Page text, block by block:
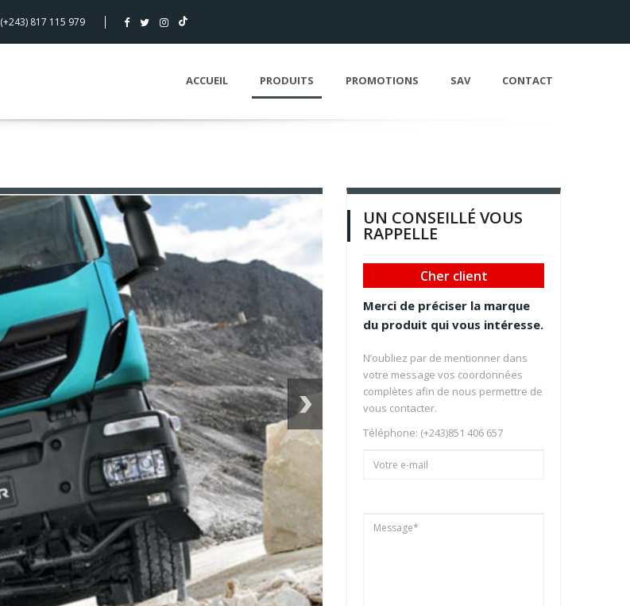
(+243) 817 115 979
ACCUEIL PRODUITS PROMOTIONS SAV CONTACT
UN CONSEILLÉ VOUS
RAPPELLE
Cher client
Merci de préciser la marque
du produit qui vous intéresse.
N’oubliez par de mentionner dans
votre message vos coordonnées
complètes afin de nous permettre de
vous contacter.
Téléphone: (+243)851 406 657